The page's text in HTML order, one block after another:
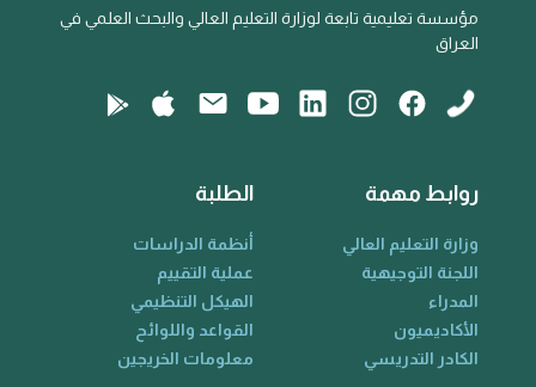
مؤسسة تعليمية تابعة لوزارة التعليم العالي والبحث العلمي في
العراق
روابط مهمة
وزارة التعليم العالي
اللجنة التوجيهية
المدراء
الأكاديميون
الكادر التدريسي
الطلبة
أنظمة الدراسات
عملية التقييم
الهيكل التنظيمي
القواعد واللوائح
معلومات الخريجين